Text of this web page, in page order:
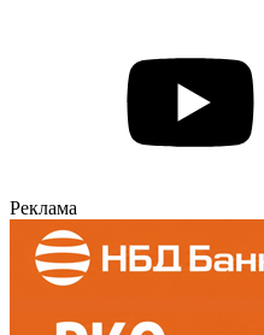
Реклама